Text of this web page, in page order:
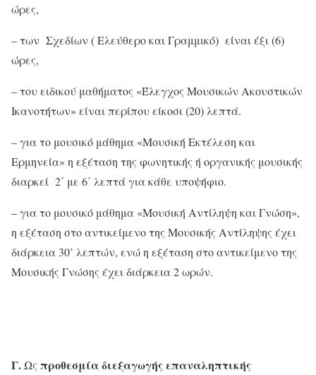
ώρες,
– των Σχεδίων ( Ελεύθερο και Γραμμικό) είναι έξι (6)
ώρες,
– του ειδικού μαθήματος «Έλεγχος Μουσικών Ακουστικών
Ικανοτήτων» είναι περίπου είκοσι (20) λεπτά.
– για το μουσικό μάθημα «Μουσική Εκτέλεση και
Ερμηνεία» η εξέταση της φωνητικής ή οργανικής μουσικής
διαρκεί 2΄ με 6΄ λεπτά για κάθε υποψήφιο.
– για το μουσικό μάθημα «Μουσική Αντίληψη και Γνώση»,
η εξέταση στο αντικείμενο της Μουσικής Αντίληψης έχει
διάρκεια 30’ λεπτών, ενώ η εξέταση στο αντικείμενο της
Μουσικής Γνώσης έχει διάρκεια 2 ωρών.
Γ.Ως προθεσμία διεξαγωγής επαναληπτικής